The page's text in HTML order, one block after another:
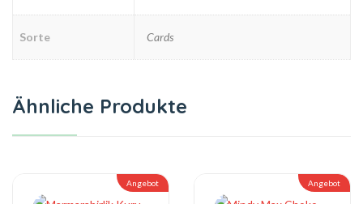
Sorte Cards
Ähnliche Produkte
Angebot Angebot